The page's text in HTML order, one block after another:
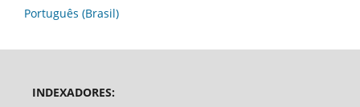
Português (Brasil)
INDEXADORES: